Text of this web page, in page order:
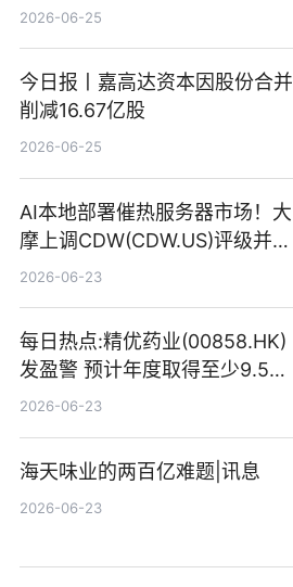
2026-06-25
今日报丨嘉高达资本因股份合并
削减16.67亿股
2026-06-25
AI本地部署催热服务器市场！大
摩上调CDW(CDW.US)评级并看
高IBM(IBM.US)戴尔(DELL.US)
2026-06-23
每日热点:精优药业(00858.HK)
发盈警 预计年度取得至少9.5亿
港元的亏损 同比盈转亏
2026-06-23
海天味业的两百亿难题|讯息
2026-06-23